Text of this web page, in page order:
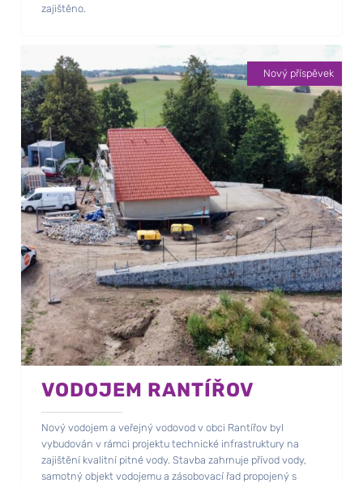
zajištěno.
Nový příspěvek
VODOJEM RANTÍŘOV
Nový vodojem a veřejný vodovod v obci Rantířov byl
vybudován v rámci projektu technické infrastruktury na
zajištění kvalitní pitné vody. Stavba zahrnuje přívod vody,
samotný objekt vodojemu a zásobovací řad propojený s